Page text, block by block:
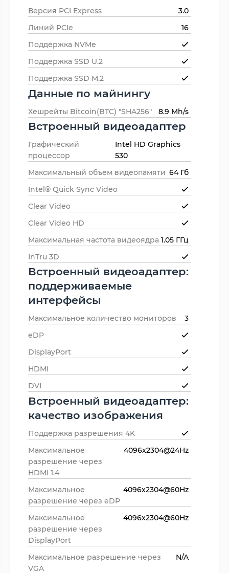
Версия PCI Express
3.0
Линий PCIe
16
Поддержка NVMe
Поддержка SSD U.2
Поддержка SSD M.2
Данные по майнингу
Хешрейты Bitcoin(BTC) "SHA256" 8.9 Mh/s
Встроенный видеоадаптер
Графический
процессор
Intel HD Graphics
530
Максимальный объем видеопамяти 64 Гб
Intel® Quick Sync Video
Clear Video
Clear Video HD
Максимальная частота видеоядра 1.05 ГГц
InTru 3D
Встроенный видеоадаптер:
поддерживаемые
интерфейсы
Максимальное количество мониторов
3
eDP
DisplayPort
HDMI
DVI
Встроенный видеоадаптер:
качество изображения
Поддержка разрешения 4K
Максимальное
разрешение через
HDMI 1.4
4096x2304@24Hz
Максимальное
разрешение через eDP
4096x2304@60Hz
Максимальное
разрешение через
DisplayPort
4096x2304@60Hz
Максимальное разрешение через
VGA
N/A